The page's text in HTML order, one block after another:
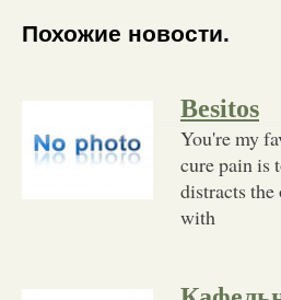
Похожие новости.
Besitos
You're my
cure pain is
distracts
with